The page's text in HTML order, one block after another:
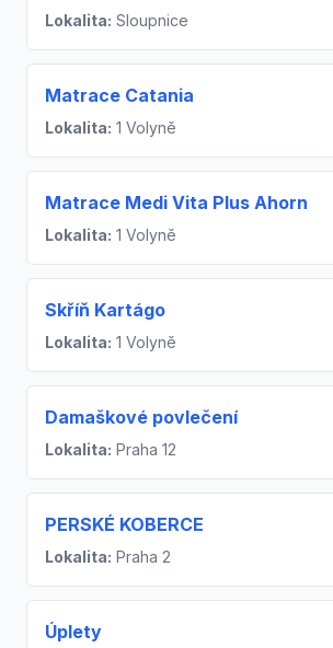
Lokalita: Sloupnice
Matrace Catania
Lokalita: 1 Volyně
Matrace Medi Vita Plus Ahorn
Lokalita: 1 Volyně
Skříň Kartágo
Lokalita: 1 Volyně
Damaškové povlečení
Lokalita: Praha 12
PERSKÉ KOBERCE
Lokalita: Praha 2
Úplety